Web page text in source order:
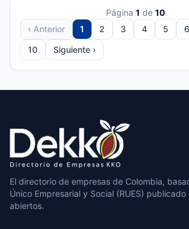
Página 1 de 10
‹ Anterior
1 2 3 4 5 6
10
Siguiente ›
El directorio de empresas de Colombia,
Único Empresarial y Social (RUES)
abiertos.